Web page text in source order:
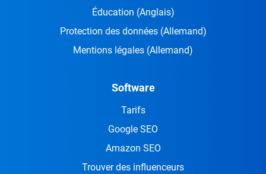
Éducation (Anglais)
Protection des données (Allemand)
Mentions légales (Allemand)
Software
Tarifs
Google SEO
Amazon SEO
Trouver des influenceurs